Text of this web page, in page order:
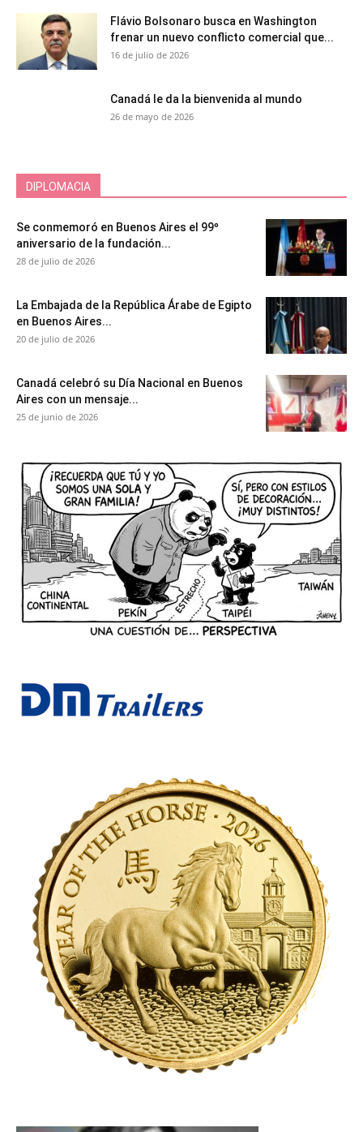
Flávio Bolsonaro busca en Washington
frenar un nuevo conflicto comercial que...
16 de julio de 2026
Canadá le da la bienvenida al mundo
26 de mayo de 2026
DIPLOMACIA
Se conmemoró en Buenos Aires el 99º
aniversario de la fundación...
28 de julio de 2026
La Embajada de la República Árabe de Egipto
en Buenos Aires...
20 de julio de 2026
Canadá celebró su Día Nacional en Buenos
Aires con un mensaje...
25 de junio de 2026